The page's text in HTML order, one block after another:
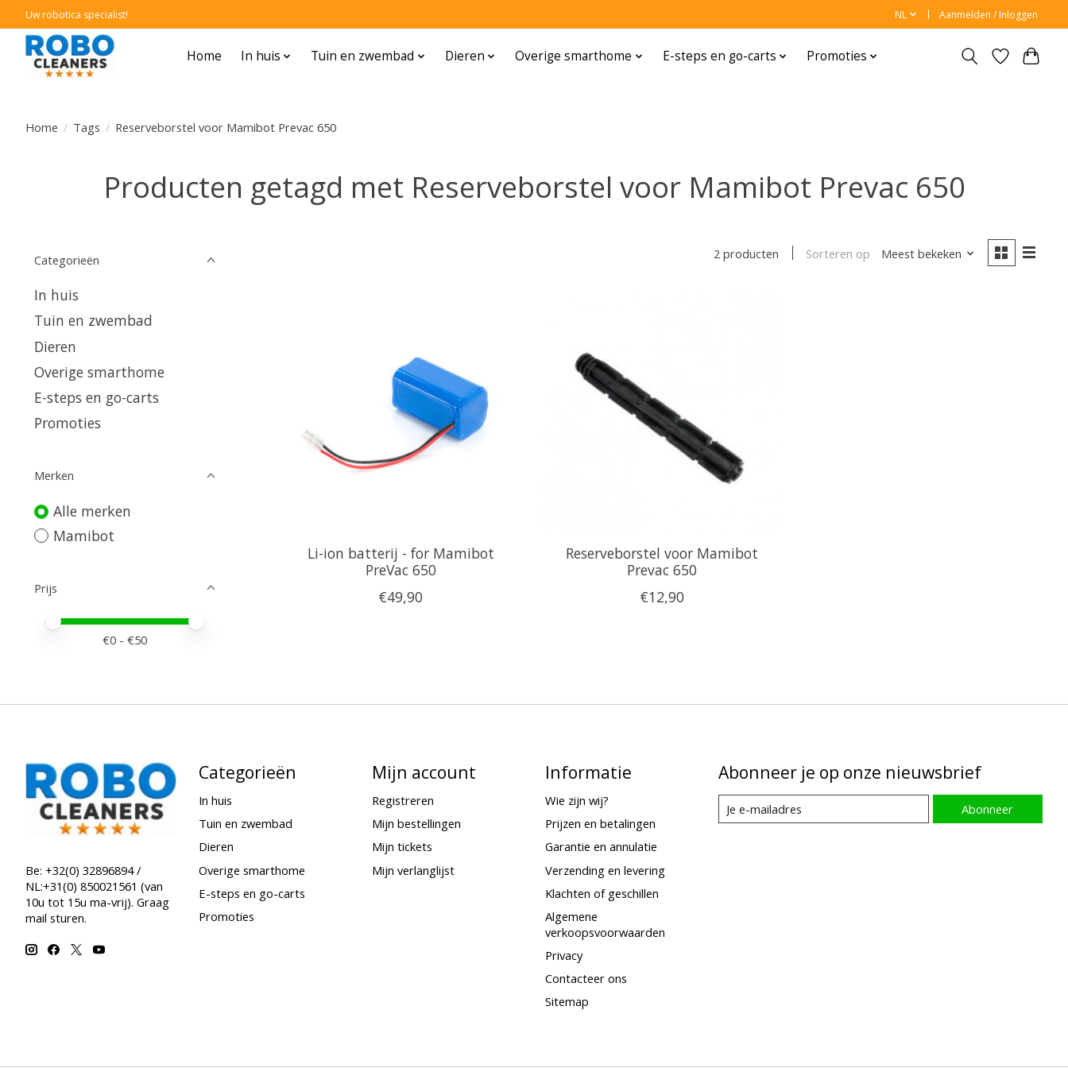
Uw robotica specialist! NL Aanmelden / Inloggen
Home In huis Tuin en zwembad Dieren Overige smarthome E-steps en go-carts Promoties
Home / Tags / Reserveborstel voor Mamibot Prevac 650
Producten getagd met Reserveborstel voor Mamibot Prevac 650
Categorieën
In huis
Tuin en zwembad
Dieren
Overige smarthome
E-steps en go-carts
Promoties
Merken
Alle merken
Mamibot
Prijs
Minimale prijswaarde
Price maximum value
€0 - €50
2 producten Sorteren op Meest bekeken
Li-ion batterij - for Mamibot
PreVac 650
€49,90
Reserveborstel voor Mamibot
Prevac 650
€12,90
Be: +32(0) 32896894 /
NL:+31(0) 850021561 (van
10u tot 15u ma-vrij). Graag
mail sturen.
Categorieën
In huis
Tuin en zwembad
Dieren
Overige smarthome
E-steps en go-carts
Promoties
Mijn account
Registreren
Mijn bestellingen
Mijn tickets
Mijn verlanglijst
Informatie
Wie zijn wij?
Prijzen en betalingen
Garantie en annulatie
Verzending en levering
Klachten of geschillen
Algemene
verkoopsvoorwaarden
Privacy
Contacteer ons
Sitemap
Abonneer je op onze nieuwsbrief
Abonneer